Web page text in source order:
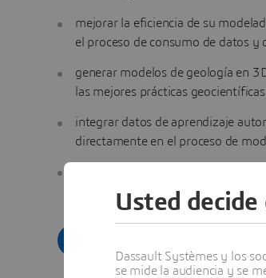
mejorar la eficiencia de su
el proceso de consumo de datos y
generar modelos de geología en
las mejores prácticas geocientíficas
integrar datos de aprendizaje
directamente en el proceso de
escenarios exhaustivos para probar
Usted
Dassault Systèmes y los
se mide la audiencia y se